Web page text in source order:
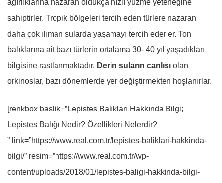
ağırlıklarına nazaran oldukça hızlı yüzme yeteneğine
sahiptirler. Tropik bölgeleri tercih eden türlere nazaran
daha çok ılıman sularda yaşamayı tercih ederler. Ton
balıklarına ait bazı türlerin ortalama 30- 40 yıl yaşadıkları
bilgisine rastlanmaktadır. Derin suların canlısı olan
orkinoslar, bazı dönemlerde yer değiştirmekten hoşlanırlar.
[renkbox baslik=”Lepistes Balıkları Hakkında Bilgi;
Lepistes Balığı Nedir? Özellikleri Nelerdir?
” link=”https://www.real.com.tr/lepistes-baliklari-hakkinda-
bilgi/” resim=”https://www.real.com.tr/wp-
content/uploads/2018/01/lepistes-baligi-hakkinda-bilgi-